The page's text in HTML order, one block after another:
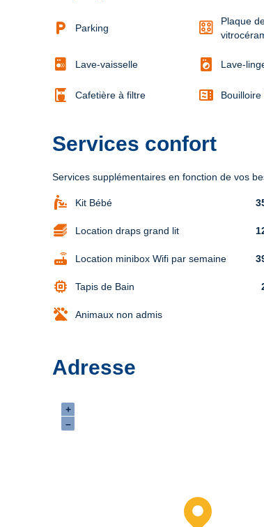
local_parking Parking
Plaque
Lave-vaisselle local_laundry_service Lave-
coffee_maker Cafetière à filtre microwave
Services confort
Services supplémentaires en fonction de vos
baby_changing_station Kit Bébé
Location draps grand lit
router Location minibox Wifi par semaine
memory Tapis de Bain
Animaux non admis
Adresse
+
–